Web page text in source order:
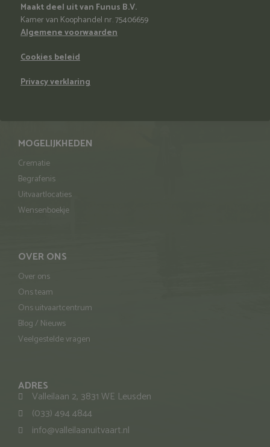
ADRES
Valleilaan 2, 3831 WE Leusden
(033) 494 4844
info@valleilaanuitvaart.nl
OVER ONS
Over ons
Ons team
Ons uitvaartcentrum
Blog / Nieuws
Veelgestelde vragen
MOGELIJKHEDEN
Crematie
Begrafenis
Uitvaartlocaties
Wensenboekje
Maakt deel uit van Funus B.V.
Kamer van Koophandel nr. 75406659
Algemene voorwaarden
Cookies beleid
Privacy verklaring